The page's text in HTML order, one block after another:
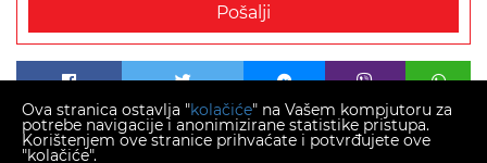
Pošalji
Ova stranica ostavlja "kolačiće" na Vašem kompjutoru za
potrebe navigacije i anonimizirane statistike pristupa.
Korištenjem ove stranice prihvaćate i potvrđujete ove
"kolačiće".